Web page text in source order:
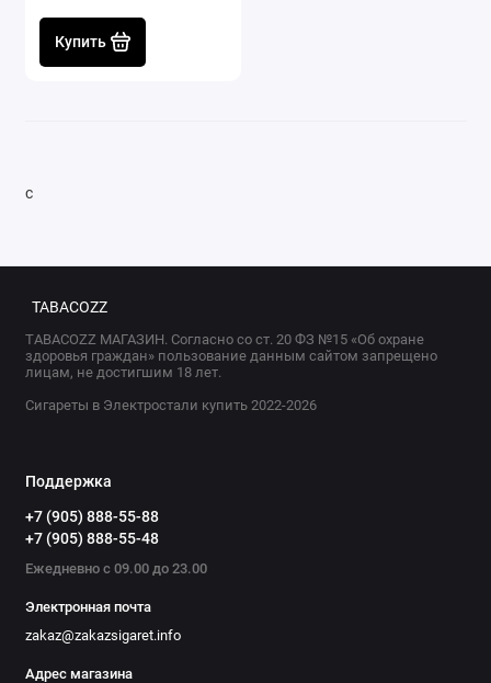
Купить
с
TABACOZZ
TABACOZZ МАГАЗИН. Согласно со ст. 20 ФЗ №15 «Об охране
здоровья граждан» пользование данным сайтом запрещено
лицам, не достигшим 18 лет.
Сигареты в Электростали купить 2022-2026
Поддержка
+7 (905) 888-55-88
+7 (905) 888-55-48
Ежедневно с 09.00 до 23.00
Электронная почта
zakaz@zakazsigaret.info
Адрес магазина